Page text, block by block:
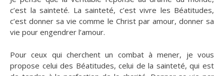
c’est la sainteté. La sainteté, c’est vivre les Béatitudes,
c’est donner sa vie comme le Christ par amour, donner sa
vie pour engendrer l’amour.
Pour ceux qui cherchent un combat à mener, je vous
propose celui des Béatitudes, celui de la sainteté, qui est